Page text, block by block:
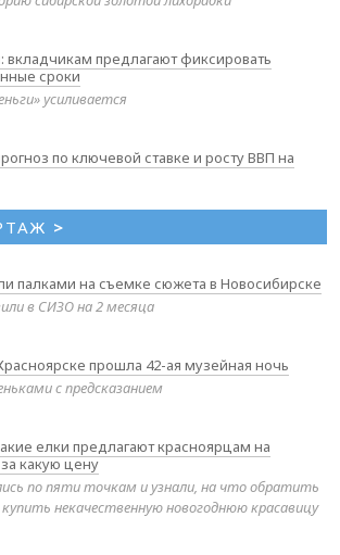
предлагают фиксировать
сроки
усиливается
по ключевой ставке и росту ВВП на
>
палками на съемке сюжета в Новосибирске
в СИЗО на 2 месяца
прошла 42-ая музейная ночь
с предсказанием
елки предлагают красноярцам на
какую цену
по пяти точкам и узнали, на что обратить
некачественную новогоднюю красавицу